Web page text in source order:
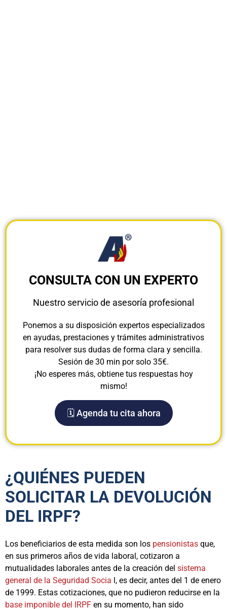
CONSULTA CON UN EXPERTO
Nuestro servicio de asesoría profesional
Ponemos a su disposición expertos especializados
en ayudas, prestaciones y trámites administrativos
para resolver sus dudas de forma clara y sencilla.
Sesión de 30 min por solo 35€.
¡No esperes más, obtiene tus respuestas hoy
mismo!
🗓️ Agenda tu cita ahora
¿QUIÉNES PUEDEN
SOLICITAR LA DEVOLUCIÓN
DEL IRPF?
Los beneficiarios de esta medida son los pensionistas que,
en sus primeros años de vida laboral, cotizaron a
mutualidades laborales antes de la creación del sistema
general de la Seguridad Socia l, es decir, antes del 1 de enero
de 1999. Estas cotizaciones, que no pudieron reducirse en la
base imponible del IRPF en su momento, han sido